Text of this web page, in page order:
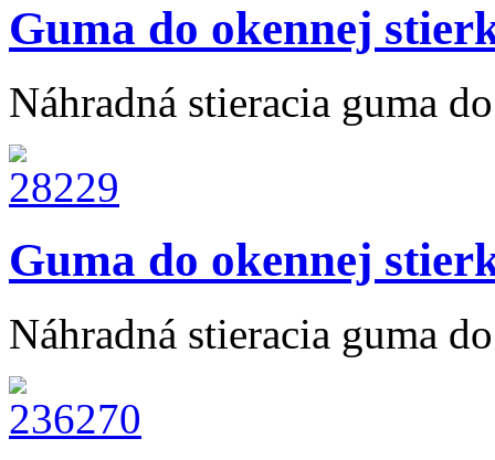
Guma do okennej
Náhradná stieracia guma
Guma do okennej
Náhradná stieracia guma